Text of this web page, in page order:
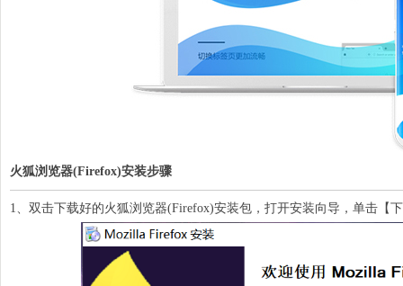
火狐浏览器(Firefox)安装步骤
1、双击下载好的火狐浏览器(Firefox)安装包，打开安装向导，单击【